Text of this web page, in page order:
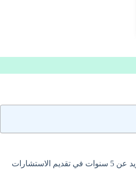
افضل دكتور نفسي في جدة متخصصة في علاج الاضطرابات النفسية والاكتئاب والقلق والوسواس القهري، حاصلة على دبلوم وماجستير في العلاج النفسي، تتمتع بخبرة تزيد عن 5 سنوات في تقديم الاستشارات